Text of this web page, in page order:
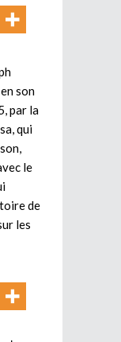
son
par la
qui
le
de
les